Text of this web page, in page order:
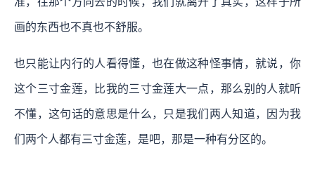
画的东西也不真也不舒服。
也只能让内行的人看得懂，也在做这种怪事情，就说，你
这个三寸金莲，比我的三寸金莲大一点，那么别的人就听
不懂，这句话的意思是什么，只是我们两人知道，因为我
们两个人都有三寸金莲，是吧，那是一种有分区的。